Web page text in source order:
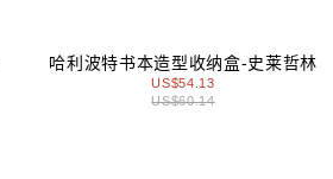
哈利波特书本造型收纳盒-史莱哲林
US$54.13
US$60.14